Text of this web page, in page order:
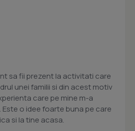
sa fii prezent la activitati care
unei familii si din acest motiv
care pe mine m-a
o idee foarte buna pe care
si la tine acasa.